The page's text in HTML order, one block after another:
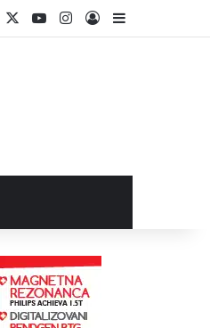
YouTubeInstagram
Log InSidebar